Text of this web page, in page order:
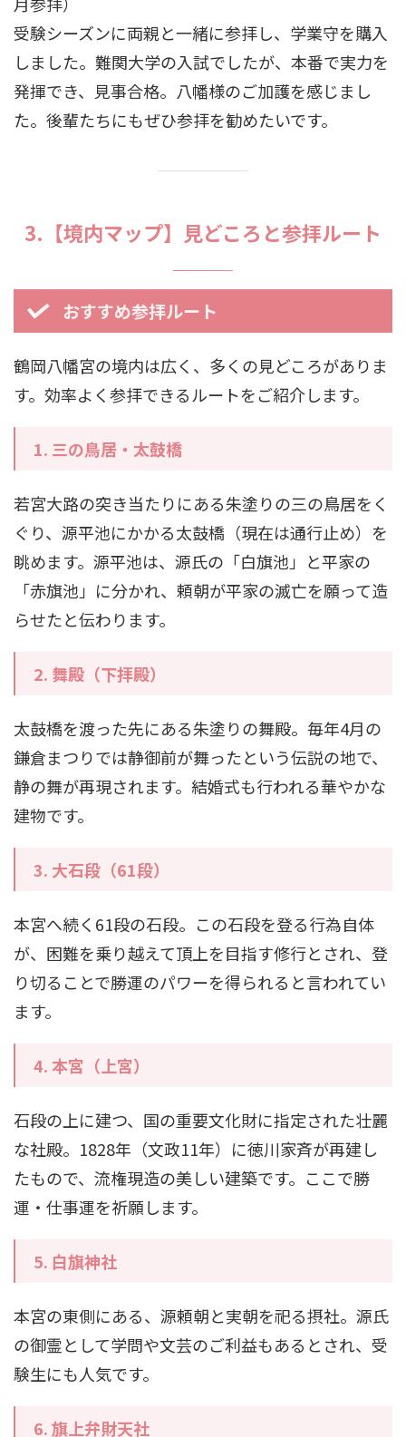
受験シーズンに両親と一緒に参拝し、学業守を購入
しました。難関大学の入試でしたが、本番で実力を
発揮でき、見事合格。八幡様のご加護を感じまし
た。後輩たちにもぜひ参拝を勧めたいです。
3.【境内マップ】見どころと参拝ルート
おすすめ参拝ルート
鶴岡八幡宮の境内は広く、多くの見どころがありま
す。効率よく参拝できるルートをご紹介します。
1. 三の鳥居・太鼓橋
若宮大路の突き当たりにある朱塗りの三の鳥居をく
ぐり、源平池にかかる太鼓橋（現在は通行止め）を
眺めます。源平池は、源氏の「白旗池」と平家の
「赤旗池」に分かれ、頼朝が平家の滅亡を願って造
らせたと伝わります。
2. 舞殿（下拝殿）
太鼓橋を渡った先にある朱塗りの舞殿。毎年4月の
鎌倉まつりでは静御前が舞ったという伝説の地で、
静の舞が再現されます。結婚式も行われる華やかな
建物です。
3. 大石段（61段）
本宮へ続く61段の石段。この石段を登る行為自体
が、困難を乗り越えて頂上を目指す修行とされ、登
り切ることで勝運のパワーを得られると言われてい
ます。
4. 本宮（上宮）
石段の上に建つ、国の重要文化財に指定された壮麗
な社殿。1828年（文政11年）に徳川家斉が再建し
たもので、流権現造の美しい建築です。ここで勝
運・仕事運を祈願します。
5. 白旗神社
本宮の東側にある、源頼朝と実朝を祀る摂社。源氏
の御霊として学問や文芸のご利益もあるとされ、受
験生にも人気です。
6.旗上弁財天社